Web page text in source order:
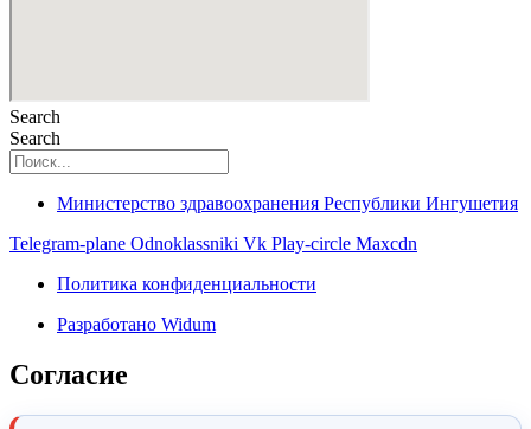
Search
Search
Министерство здравоохранения Республики Ингушетия
Telegram-plane Odnoklassniki Vk Play-circle Maxcdn
Политика конфиденциальности
Разработано Widum
Согласие